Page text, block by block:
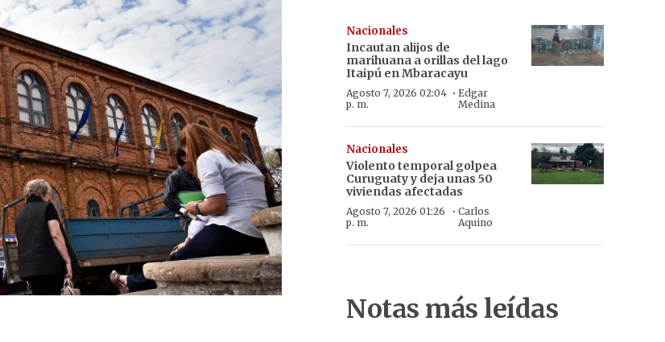
Nacionales
Incautan alijos de
marihuana a orillas del lago
Itaipú en Mbaracayu
Agosto 7, 2026 02:04
p. m.
· Edgar
Medina
Nacionales
Violento temporal golpea
Curuguaty y deja unas 50
viviendas afectadas
Agosto 7, 2026 01:26
p. m.
· Carlos
Aquino
Notas más leídas